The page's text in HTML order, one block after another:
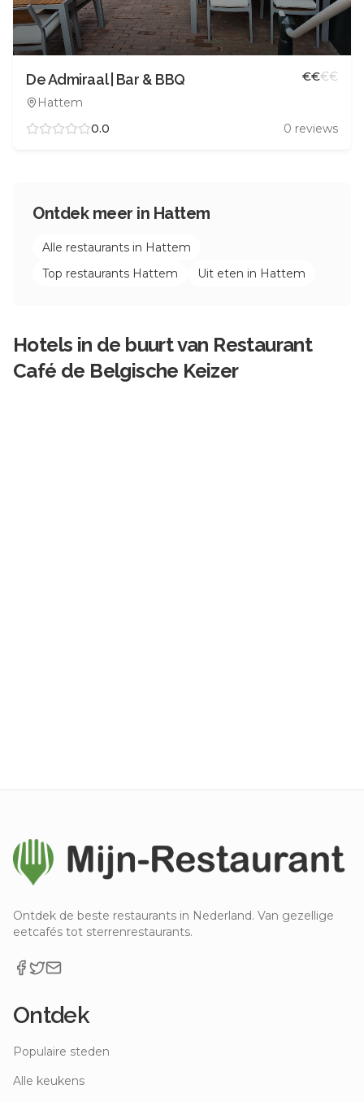
De Admiraal | Bar & BBQ
Hattem
€€€€
0.0 0 reviews
Ontdek meer in Hattem
Alle restaurants in Hattem
Top restaurants Hattem Uit eten in Hattem
Hotels in de buurt van Restaurant
Café de Belgische Keizer
Ontdek de beste restaurants in Nederland. Van gezellige
eetcafés tot sterrenrestaurants.
Ontdek
Populaire steden
Alle keukens